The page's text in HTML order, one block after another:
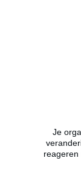
Je
reageren